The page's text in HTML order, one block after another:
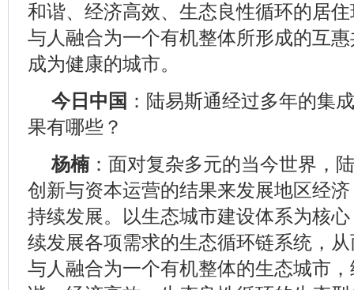
和谐、经济高效、生态良性循环的居
与人融合为一个有机整体所形成的互
成为健康的城市。
今日中国 ：陆易斯通经过多年的集
果有哪些？
杨楠：面对复杂多元的当今世界，
创新与资本运营的结果来发展地区经
持续发展。以生态城市建设体系为核
续发展各项需求的生态循环链系统，
与人融合为一个有机整体的生态城市